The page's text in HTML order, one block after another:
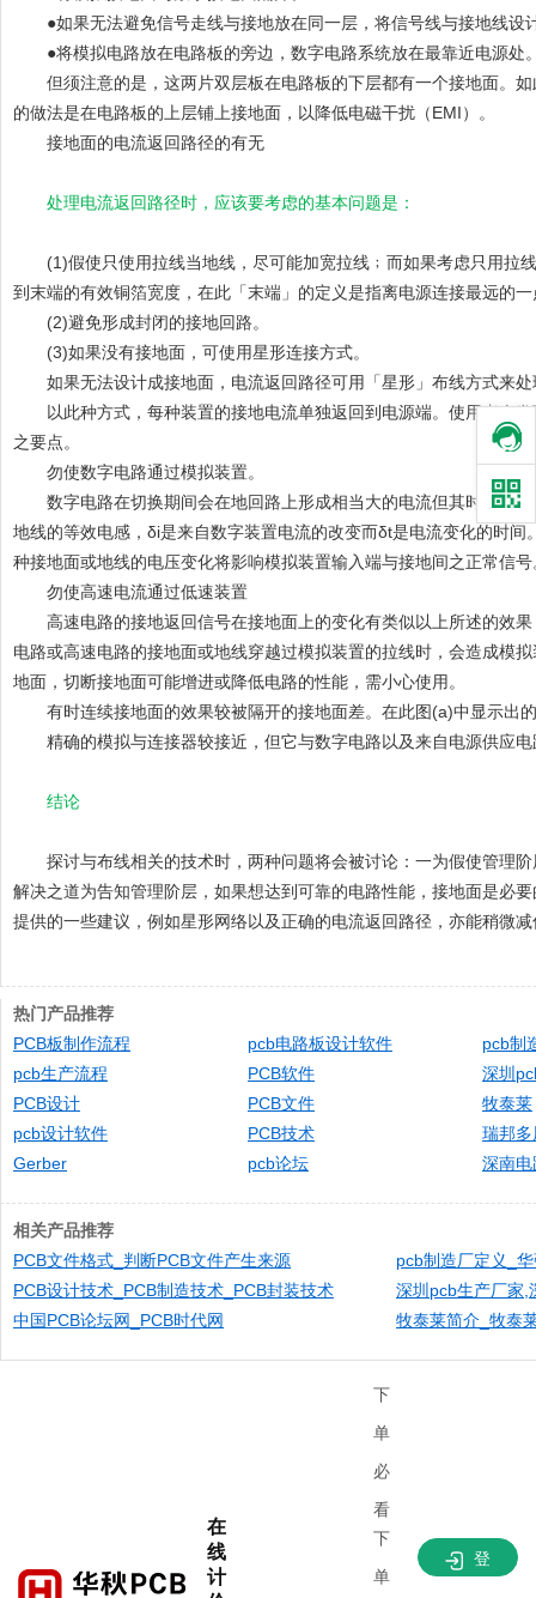
●如果无法避免信号走线与接地放在同一层，将信号线与接地线设
●将模拟电路放在电路板的旁边，数字电路系统放在最靠近电源处
但须注意的是，这两片双层板在电路板的下层都有一个接地面。如
的做法是在电路板的上层铺上接地面，以降低电磁干扰（EMI）。
接地面的电流返回路径的有无
处理电流返回路径时，应该要考虑的基本问题是：
(1)假使只使用拉线当地线，尽可能加宽拉线﹔而如果考虑只用拉
到末端的有效铜箔宽度，在此「末端」的定义是指离电源连接最远的一
(2)避免形成封闭的接地回路。
(3)如果没有接地面，可使用星形连接方式。
如果无法设计成接地面，电流返回路径可用「星形」布线方式来处
以此种方式，每种装置的接地电流单独返回到电源端。使用者会发
之要点。
勿使数字电路通过模拟装置。
数字电路在切换期间会在地回路上形成相当大的电流但其时间很短
地线的等效电感，δi是来自数字装置电流的改变而δt是电流变化的时
种接地面或地线的电压变化将影响模拟装置输入端与接地间之正常信号
勿使高速电流通过低速装置
高速电路的接地返回信号在接地面上的变化有类似以上所述的效果
电路或高速电路的接地面或地线穿越过模拟装置的拉线时，会造成模
地面，切断接地面可能增进或降低电路的性能，需小心使用。
有时连续接地面的效果较被隔开的接地面差。在此图(a)中显示出
精确的模拟与连接器较接近，但它与数字电路以及来自电源供应电
结论
探讨与布线相关的技术时，两种问题将会被讨论：一为假使管理阶
解决之道为告知管理阶层，如果想达到可靠的电路性能，接地面是必
提供的一些建议，例如星形网络以及正确的电流返回路径，亦能稍微
热门产品推荐
PCB板制作流程
pcb生产流程
PCB设计
pcb设计软件
Gerber
pcb电路板设计软件
PCB软件
PCB文件
PCB技术
​pcb论坛
pcb制
深圳
牧泰莱
瑞邦
深南电
相关产品推荐
PCB文件格式_判断PCB文件产生来源
PCB设计技术_PCB制造技术_PCB封装技术
中国PCB论坛网_PCB时代网
pcb制造厂定义_
深圳pcb生产厂家,
牧泰莱简介_牧泰